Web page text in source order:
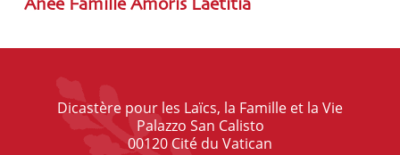
Anée Famille Amoris Laetitia
Dicastère pour les Laïcs, la Famille et la Vie
Palazzo San Calisto
00120 Cité du Vatican